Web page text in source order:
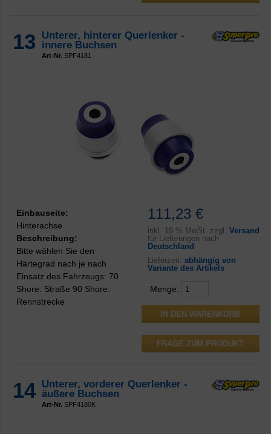
13
Unterer, hinterer Querlenker -
innere Buchsen
Art-Nr. SPF4181
111,23 €
inkl. 19 % MwSt. zzgl. Versand
für Lieferungen nach
Deutschland
Lieferzeit: abhängig von
Variante des Artikels
Menge:
FRAGE ZUM PRODUKT
Einbauseite:
Hinterachse
Beschreibung:
Bitte wählen Sie den
Härtegrad nach je nach
Einsatz des Fahrzeugs: 70
Shore: Straße 90 Shore:
Rennstrecke
14 Unterer, vorderer Querlenker -
äußere Buchsen
Art-Nr. SPF4180K